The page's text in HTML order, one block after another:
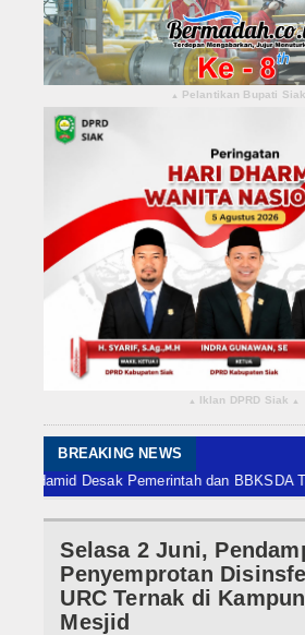
Pelalawan
Kampar
Rokan Hulu
Bengkalis
Meranti
Indragiri Hulu
Kuansing
Siak
Nasional
Internasional
▴ Pelantikan Bupati Siak
▴ Iklan DPRD Siak ▴
BREAKING NEWS
Desak Pemerintah dan BBKSDA
Selasa 2 Juni,
Penyemprotan
URC Ternak di
Mesjid